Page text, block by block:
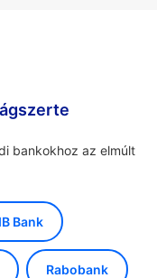
bankokhoz az elmúlt
Bank
Rabobank